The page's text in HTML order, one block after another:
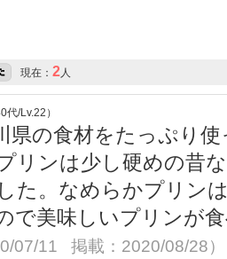
現在： 2 人
/Lv.22）
県の食材をたっぷり
リンは少し硬めの昔
た。なめらかプリン
で美味しいプリンが
07/11 掲載：2020/08/28）